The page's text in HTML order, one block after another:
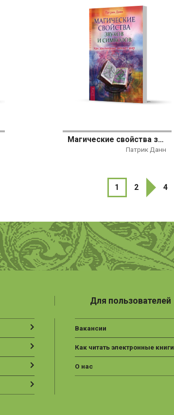
Магические свойства звуков и символов. Как заклинание меняет мир
Патрик Данн
1 2 4
Для пользователей
Вакансии
Как читать электронные книги
О нас